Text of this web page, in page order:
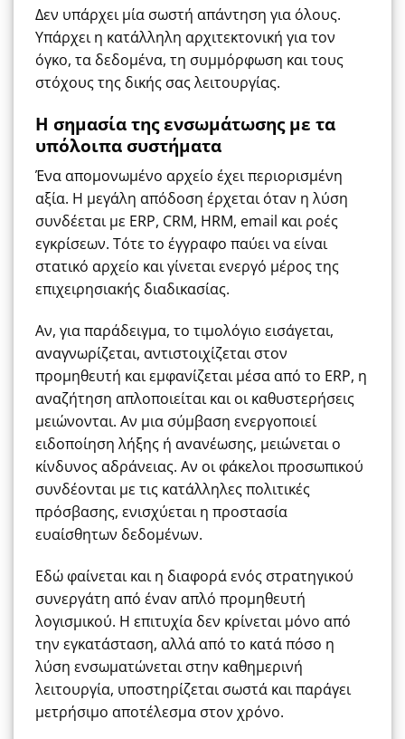
Δεν υπάρχει μία σωστή απάντηση για όλους.
Υπάρχει η κατάλληλη αρχιτεκτονική για τον
όγκο, τα δεδομένα, τη συμμόρφωση και τους
στόχους της δικής σας λειτουργίας.
Η σημασία της ενσωμάτωσης με τα
υπόλοιπα συστήματα
Ένα απομονωμένο αρχείο έχει περιορισμένη
αξία. Η μεγάλη απόδοση έρχεται όταν η λύση
συνδέεται με ERP, CRM, HRM, email και ροές
εγκρίσεων. Τότε το έγγραφο παύει να είναι
στατικό αρχείο και γίνεται ενεργό μέρος της
επιχειρησιακής διαδικασίας.
Αν, για παράδειγμα, το τιμολόγιο εισάγεται,
αναγνωρίζεται, αντιστοιχίζεται στον
προμηθευτή και εμφανίζεται μέσα από το ERP, η
αναζήτηση απλοποιείται και οι καθυστερήσεις
μειώνονται. Αν μια σύμβαση ενεργοποιεί
ειδοποίηση λήξης ή ανανέωσης, μειώνεται ο
κίνδυνος αδράνειας. Αν οι φάκελοι προσωπικού
συνδέονται με τις κατάλληλες πολιτικές
πρόσβασης, ενισχύεται η προστασία
ευαίσθητων δεδομένων.
Εδώ φαίνεται και η διαφορά ενός στρατηγικού
συνεργάτη από έναν απλό προμηθευτή
λογισμικού. Η επιτυχία δεν κρίνεται μόνο από
την εγκατάσταση, αλλά από το κατά πόσο η
λύση ενσωματώνεται στην καθημερινή
λειτουργία, υποστηρίζεται σωστά και παράγει
μετρήσιμο αποτέλεσμα στον χρόνο.